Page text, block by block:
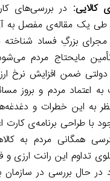
کالایی: در بررسی‌های
یک مقاله‌ی مفصل به
مجرای بزرگِ فساد
مایحتاج مردم
دولتی ضمن افزایش نرخ
اعتماد مردم و بروز
به این خطرات و
با طراحی برنامه‌ی کارت
همگانی مردم به
تداوم این رانت ارزی و
در حال بررسی در سازمان